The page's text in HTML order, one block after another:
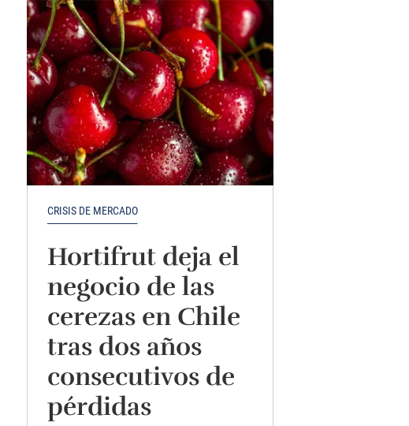
CRISIS DE MERCADO
Hortifrut deja el
negocio de las
cerezas en Chile
tras dos años
consecutivos de
pérdidas